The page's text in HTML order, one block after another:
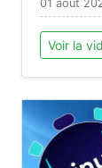
01 août
Voir la